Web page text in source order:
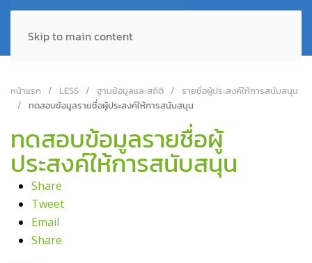
Skip to main content
หน้าแรก LESS ฐานข้อมูลและสถิติ
รายชื่อผู้ประสงค์ให้การสนับสนุน
ทดสอบข้อมูลรายชื่อผู้ประสงค์ให้การสนับสนุน
ทดสอบข้อมูลรายชื่อผู้
ประสงค์ให้การสนับสนุน
Share
Tweet
Email
Share